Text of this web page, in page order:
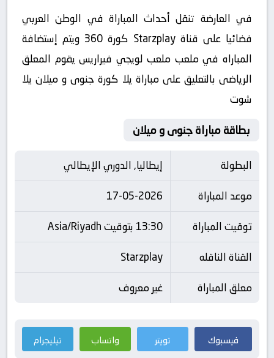
في العارضة تنقل أحداث المباراة في الوطن العربي
فضائيا على قناة Starzplay كورة 360 ويتم إستضافة
المباراه في ملعب ملعب لويجي فيراريس يقوم المعلق
الرياضى بالتعليق على مباراة يلا كورة جنوى و ميلان يلا
شوت
بطاقة مباراة جنوى و ميلان
البطولة
إيطاليا, الدوري الإيطالي
موعد المباراة
17-05-2026
توقيت المباراة
13:30 بتوقيت Asia/Riyadh
القناة الناقله
Starzplay
معلق المباراة
غير معروف
فيسبوك تويتر واتساب تيليجرام